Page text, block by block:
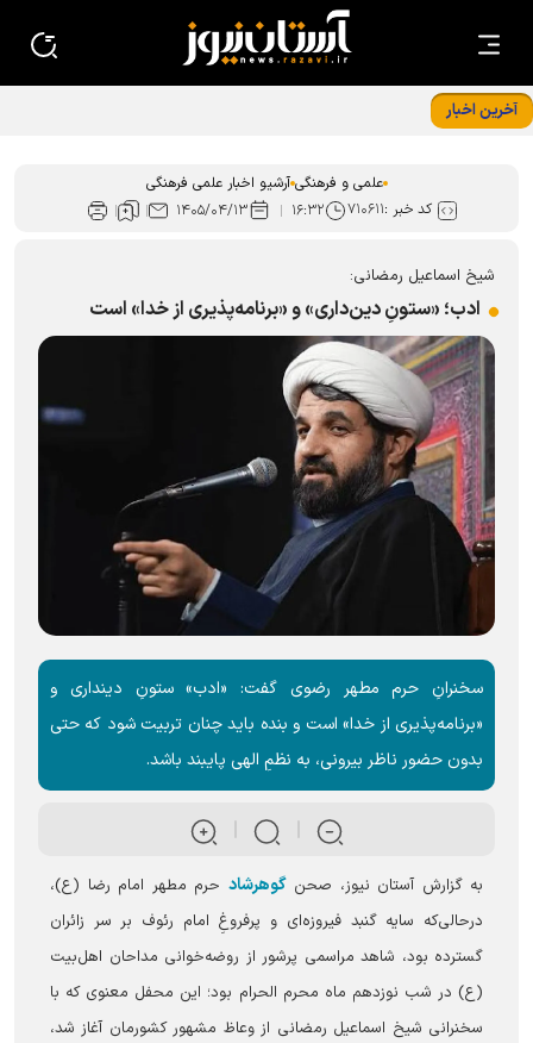
آخرین اخبار
علمی و فرهنگی آرشیو اخبار علمی فرهنگی
کد خبر :۷۱۰۶۱۱ ۱۶:۳۲ ۱۴۰۵/۰۴/۱۳
شیخ اسماعیل رمضانی:
ادب؛ «ستونِ دین‌داری» و «برنامه‌پذیری از خدا» است
سخنرانِ حرم مطهر رضوی گفت: «ادب» ستونِ دینداری و
«برنامه‌پذیری از خدا» است و بنده باید چنان تربیت شود که حتی
بدون حضور ناظر بیرونی، به نظمِ الهی پایبند باشد.
به گزارش آستان نیوز، صحنگوهرشاد حرم مطهر امام رضا (ع)،
درحالی‌که سایه گنبد فیروزه‌ای و پرفروغِ امام رئوف بر سر زائران
گسترده بود، شاهد مراسمی پرشور از روضه‌خوانی مداحان اهل‌بیت
(ع) در شب نوزدهم ماه محرم الحرام بود؛ این محفل معنوی که با
سخنرانی شیخ اسماعیل رمضانی از وعاظ مشهور کشورمان آغاز شد،